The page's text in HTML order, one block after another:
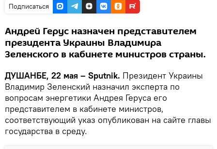
Подписаться
Андрей Герус назначен представителем
президента Украины Владимира
Зеленского в кабинете министров страны.
ДУШАНБЕ, 22 мая – Sputnik. Президент Украины
Владимир Зеленский назначил эксперта по
вопросам энергетики Андрея Геруса его
представителем в кабинете министров,
соответствующий указ опубликован на сайте главы
государства в среду.